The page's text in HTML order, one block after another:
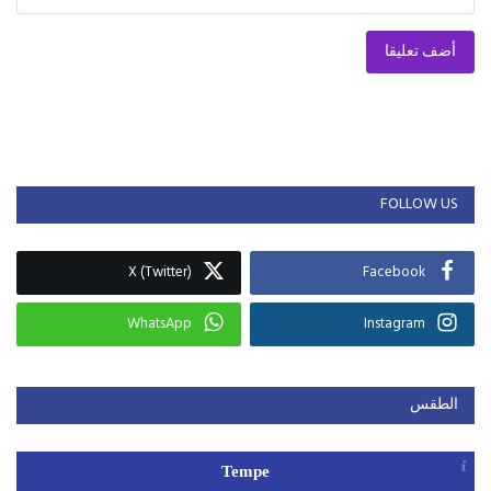
أضف تعليقا
FOLLOW US
Facebook
X (Twitter)
Instagram
WhatsApp
الطقس
Tempe